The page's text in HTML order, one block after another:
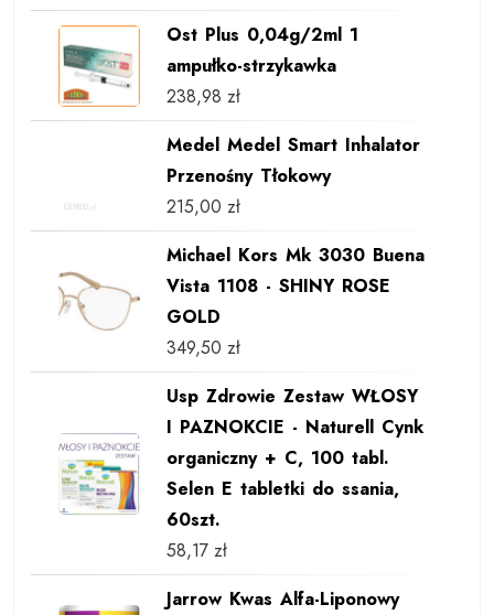
Ost Plus 0,04g/2ml 1
ampułko-strzykawka
238,98 zł
Medel Medel Smart Inhalator
Przenośny Tłokowy
215,00 zł
Michael Kors Mk 3030 Buena
Vista 1108 - SHINY ROSE
GOLD
349,50 zł
Usp Zdrowie Zestaw WŁOSY
I PAZNOKCIE - Naturell Cynk
organiczny + C, 100 tabl.
Selen E tabletki do ssania,
60szt.
58,17 zł
Jarrow Kwas Alfa-Liponowy